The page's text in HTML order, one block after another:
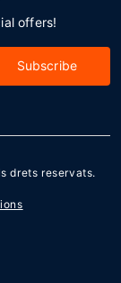
offers!
Subscribe
drets reservats.